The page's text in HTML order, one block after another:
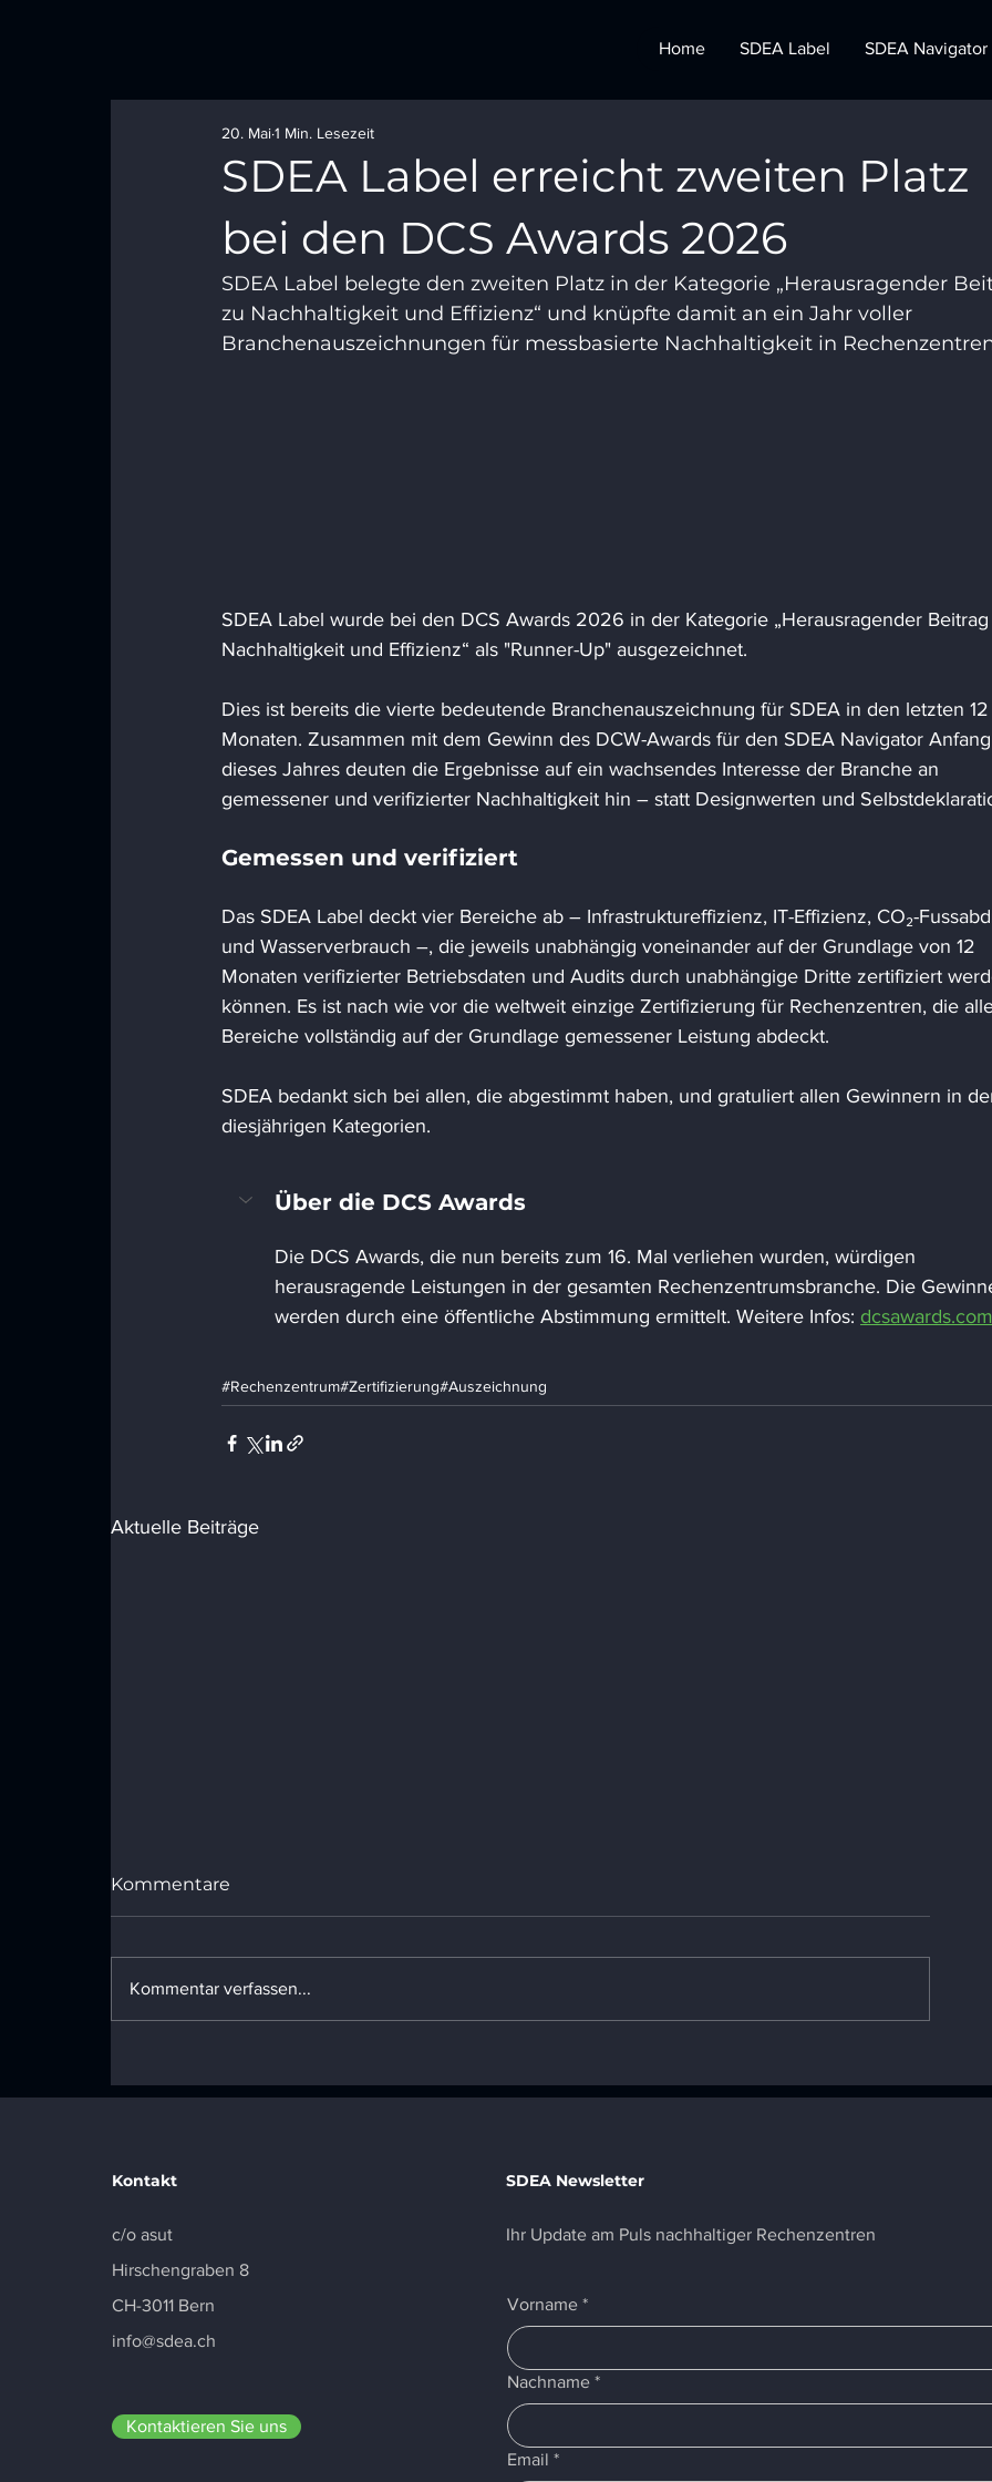
Home SDEA Label SDEA Navigator
SDEA Label erreicht zweiten Platz
bei den DCS Awards 2026
20. Mai1 Min. Lesezeit
SDEA Label belegte den zweiten Platz in der Kategorie „Herausragender
zu Nachhaltigkeit und Effizienz“ und knüpfte damit an ein Jahr voller
Branchenauszeichnungen für messbasierte Nachhaltigkeit in
SDEA Label wurde bei den DCS Awards 2026 in der Kategorie „Herausragender
Nachhaltigkeit und Effizienz“ als "Runner-Up" ausgezeichnet.
Dies ist bereits die vierte bedeutende Branchenauszeichnung für SDEA in den letzten 12
Monaten. Zusammen mit dem Gewinn des DCW-Awards für den SDEA Navigator Anfang
dieses Jahres deuten die Ergebnisse auf ein wachsendes Interesse der Branche an
gemessener und verifizierter Nachhaltigkeit hin – statt Designwerten und
Gemessen und verifiziert
Das SDEA Label deckt vier Bereiche ab – Infrastruktureffizienz, IT-Effizienz, CO₂-
und Wasserverbrauch –, die jeweils unabhängig voneinander auf der Grundlage von 12
Monaten verifizierter Betriebsdaten und Audits durch unabhängige Dritte zertifiziert
können. Es ist nach wie vor die weltweit einzige Zertifizierung für Rechenzentren, die
Bereiche vollständig auf der Grundlage gemessener Leistung abdeckt.
SDEA bedankt sich bei allen, die abgestimmt haben, und gratuliert allen Gewinnern in
diesjährigen Kategorien.
Über die DCS Awards
Die DCS Awards, die nun bereits zum 16. Mal verliehen wurden, würdigen
herausragende Leistungen in der gesamten Rechenzentrumsbranche. Die
werden durch eine öffentliche Abstimmung ermittelt. Weitere Infos: dcsawards.com
#Rechenzentrum#Zertifizierung#Auszeichnung
Aktuelle Beiträge
den Data Centre World
Nachhaltigkeits- und ESG-
Finalist bei
Kommentare
Kommentar verfassen...
Kontakt
c/o asut
Hirschengraben 8
CH-3011 Bern
info@sdea.ch
Kontaktieren Sie uns
SDEA Newsletter
Ihr Update am Puls nachhaltiger Rechenzentren
Vorname *
Nachname *
Email *